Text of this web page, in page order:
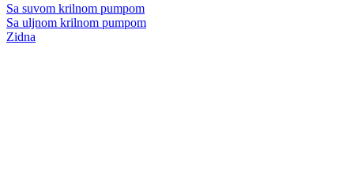
Sa suvom krilnom pumpom
Sa uljnom krilnom pumpom
Zidna